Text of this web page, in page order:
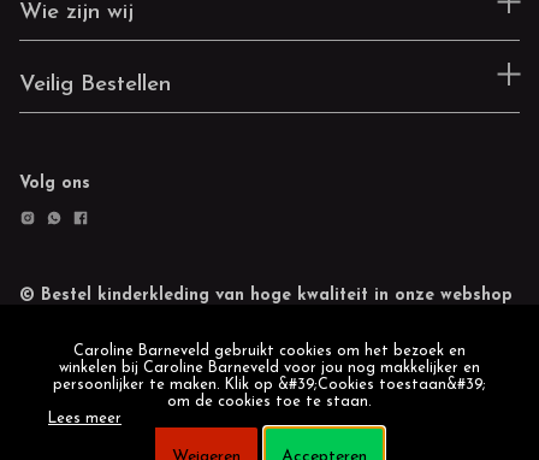
Wie zijn wij
Veilig Bestellen
Volg ons
© Bestel kinderkleding van hoge kwaliteit in onze webshop
Caroline Barneveld gebruikt cookies om het bezoek en
winkelen bij Caroline Barneveld voor jou nog makkelijker en
persoonlijker te maken. Klik op &#39;Cookies toestaan&#39;
om de cookies toe te staan.
Lees meer